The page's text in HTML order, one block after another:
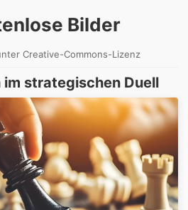
Bilder
Creative-Commons-Lizenz
strategischen Duell